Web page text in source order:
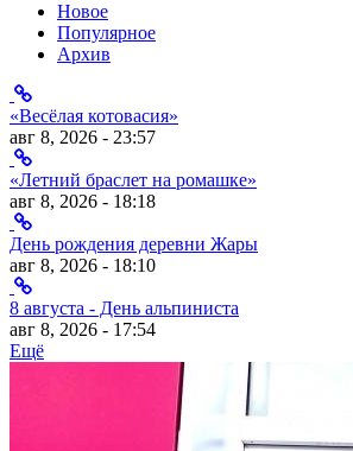
Новое
Популярное
Архив
«Весёлая котовасия»
авг 8, 2026 - 23:57
«Летний браслет на ромашке»
авг 8, 2026 - 18:18
День рождения деревни Жары
авг 8, 2026 - 18:10
8 августа - День альпиниста
авг 8, 2026 - 17:54
Ещё